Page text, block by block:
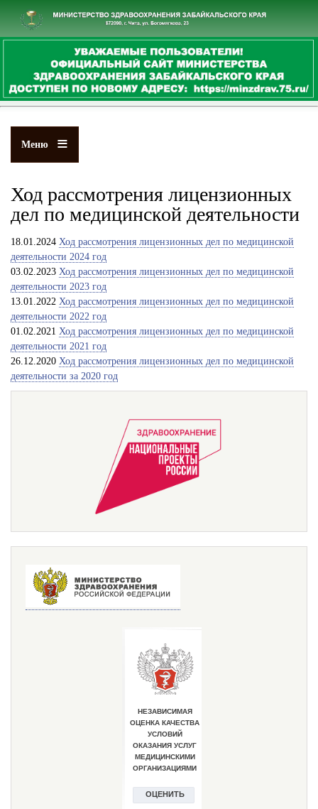
к
основному
содержанию
Меню
Ход рассмотрения лицензионных
дел по медицинской деятельности
18.01.2024 Ход рассмотрения лицензионных дел по медицинской
деятельности 2024 год
03.02.2023 Ход рассмотрения лицензионных дел по медицинской
деятельности 2023 год
13.01.2022 Ход рассмотрения лицензионных дел по медицинской
деятельности 2022 год
01.02.2021 Ход рассмотрения лицензионных дел по медицинской
деятельности 2021 год
26.12.2020 Ход рассмотрения лицензионных дел по медицинской
деятельности за 2020 год